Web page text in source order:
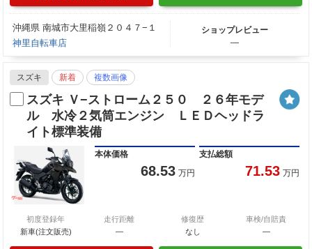
沖縄県 南城市大里稲嶺２０４７−１
神里自転車店
ショップレビュー
―
スズキ 新着 複数画像
スズキ Ｖ−ストローム２５０ ２６年モデ
ル 水冷２気筒エンジン ＬＥＤヘッドラ
イト標準装備
本体価格
68.53 万円
支払総額
71.53 万円
初度登録年
新車(注文販売)
走行距離
―
修復歴
なし
車検/自賠責
―